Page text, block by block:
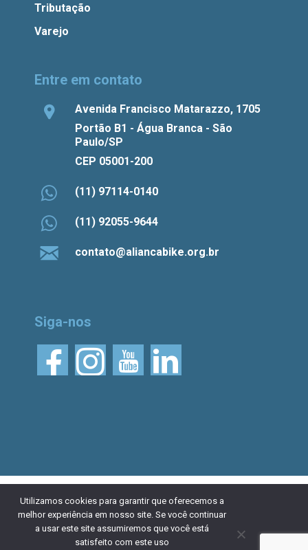
Tributação
Varejo
Entre em contato
Avenida Francisco Matarazzo, 1705
Portão B1 - Água Branca - São
Paulo/SP
CEP 05001-200
(11) 97114-0140
(11) 92055-9644
contato@aliancabike.org.br
Siga-nos
© 2026 Aliança Bike.
Esta obra está licenciada
com uma Licença Creative Commons Atribuição 4.0
Internacional. Desenvolvido porNaçãoDesign
Política de
Utilizamos cookies para garantir que oferecemos a
melhor experiência em nosso site. Se você continuar
a usar este site assumiremos que você está
satisfeito com este uso